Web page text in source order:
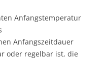
Anfangstemperatur
Anfangszeitdauer
oder regelbar ist, die